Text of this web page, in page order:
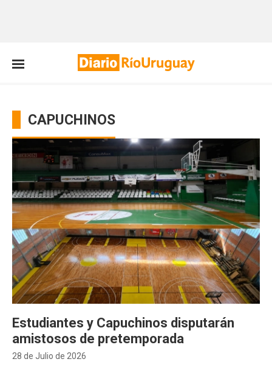
CAPUCHINOS
28 de Julio de 2026
Estudiantes y Capuchinos disputarán
amistosos de pretemporada